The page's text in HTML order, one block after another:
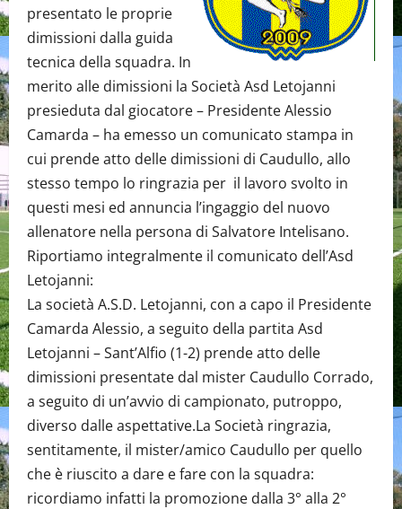
presentato le proprie
dimissioni dalla guida
tecnica della squadra. In
merito alle dimissioni la Società Asd Letojanni
presieduta dal giocatore – Presidente Alessio
Camarda – ha emesso un comunicato stampa in
cui prende atto delle dimissioni di Caudullo, allo
stesso tempo lo ringrazia per il lavoro svolto in
questi mesi ed annuncia l’ingaggio del nuovo
allenatore nella persona di Salvatore Intelisano.
Riportiamo integralmente il comunicato dell’Asd
Letojanni:
La società A.S.D. Letojanni, con a capo il Presidente
Camarda Alessio, a seguito della partita Asd
Letojanni – Sant’Alfio (1-2) prende atto delle
dimissioni presentate dal mister Caudullo Corrado,
a seguito di un’avvio di campionato, putroppo,
diverso dalle aspettative.La Società ringrazia,
sentitamente, il mister/amico Caudullo per quello
che è riuscito a dare e fare con la squadra:
ricordiamo infatti la promozione dalla 3° alla 2°